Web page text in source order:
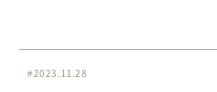
#2023.11.28